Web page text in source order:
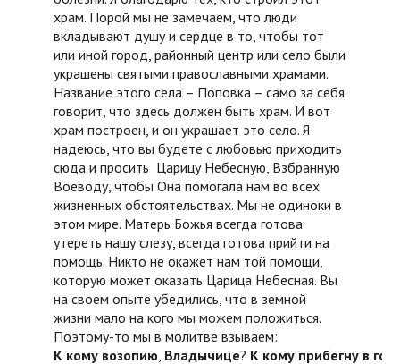
храм. Порой мы не замечаем, что люди
вкладывают душу и сердце в то, чтобы тот
или иной город, районный центр или село были
украшены святыми православными храмами.
Название этого села – Поповка – само за себя
говорит, что здесь должен быть храм. И вот
храм построен, и он украшает это село. Я
надеюсь, что вы будете с любовью приходить
сюда и просить Царицу Небесную, Взбранную
Воеводу, чтобы Она помогала нам во всех
жизненных обстоятельствах. Мы не одиноки в
этом мире. Матерь Божья всегда готова
утереть нашу слезу, всегда готова прийти на
помощь. Никто не окажет нам той помощи,
которую может оказать Царица Небесная. Вы
на своем опыте убедились, что в земной
жизни мало на кого мы можем положиться.
Поэтому-то мы в молитве взываем:
К кому возопию Владычице? К кому прибегну в